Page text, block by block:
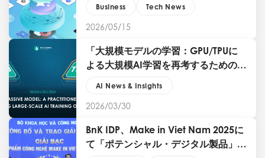
できること
2026/05/15
Business Tech News
「大規模モデルの学習：GPU/TPUに
よる大規模AI学習を再考するための実
2026/03/30
AI News & Insights
BnK IDP、Make in Viet Nam 2025に
て「ポテンシャル・デジタル製品」部